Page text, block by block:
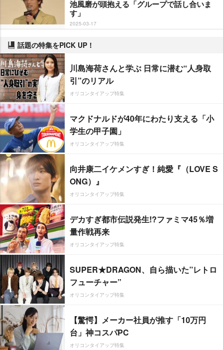
池風磨が頭抱える「グループで話し合いま
す」
2025-03-17
話題の特集をPICK UP！
川島海荷さんと学ぶ 日常に潜む“人身取
引”のリアル
オリコンタイアップ特集
マクドナルドが40年にわたり支える「小
学生の甲子園」
オリコンタイアップ特集
向井康二イケメンすぎ！純愛『（LOVE S
ONG）』
オリコンタイアップ特集
デカすぎ都市伝説発生!?ファミマ45％増
量作戦再来
オリコンタイアップ特集
SUPER★DRAGON、自ら描いた”レトロ
フューチャー”
オリコンタイアップ特集
【驚愕】メーカー社員が推す「10万円
台」神コスパPC
オリコンタイアップ特集